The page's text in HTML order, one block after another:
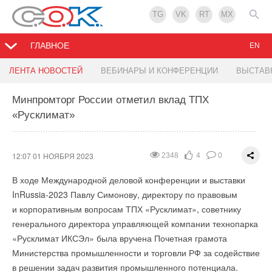
TG VK RT MX
ГЛАВНОЕ
ЛЕНТА НОВОСТЕЙ ВЕБИНАРЫ И КОНФЕРЕНЦИИ
EN
Минпромторг России отметил вклад ТПХ
«Русклимат»
2348 4 0
12:07 01 НОЯБРЯ 2023
В ходе Международной деловой конференции и выставки
InRussia-2023 Павлу Симонову, директору по правовым
и корпоративным вопросам ТПХ «Русклимат», советнику
генерального директора управляющей компании технопарка
«Русклимат ИКСЭл» была вручена Почетная грамота
Министерства промышленности и торговли РФ за содействие
в решении задач развития промышленного потенциала.
Правительство Индии одобрило проект ВИЭ
12:04 01 НОЯБРЯ 2023
НПП «ПОЛИПЛАСТИК» планирует
инженерной инфраструктуры
2098 2 0
12:03 01 НОЯБРЯ 2023
«Терморос» подписал договор о создании
12:00 01 НОЯБРЯ 2023
соглашение о создании консорциума между Группой
и «ТМ Инжиниринг» в рамках реализации комплексных
решений по проектированию и строительству.